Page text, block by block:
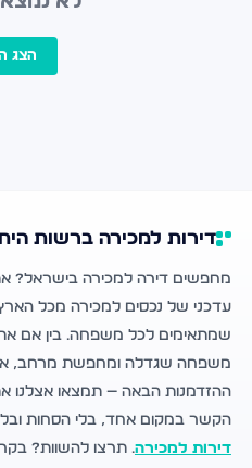
הצג
דירות למכירה ברשות
מחפשים דירה למכירה בישראל?
עדכני של נכסים למכירה מכל הארץ
שמתאימים לכל משפחה. בין אם
משפחה שגדלה ומחפשת מרחב,
ההזדמנות הבאה — תמצאו אצלנו
הקשר במקום אחד, בלי הסחות
דירות למכירה. תרצו להשוות?